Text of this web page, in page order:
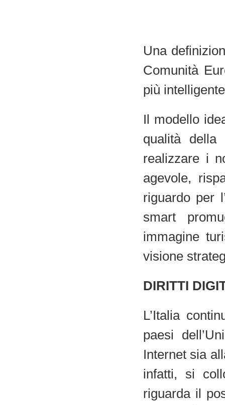
Una
Comunità
più
Il modello
qualità
realizzare i
agevole,
riguardo per
smart
immagine
visione
DIRITTI
L’Italia
paesi
Internet sia
infatti, si
riguarda il